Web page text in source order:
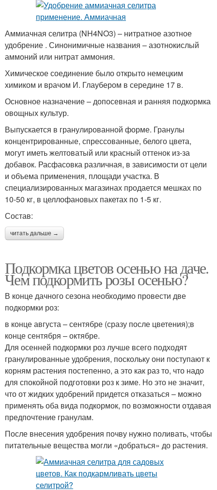
Аммиачная селитра (NH4NO3) – нитратное азотное
удобрение . Синонимичные названия – азотнокислый
аммоний или нитрат аммония.
Химическое соединение было открыто немецким
химиком и врачом И. Глаубером в середине 17 в.
Основное назначение – допосевная и ранняя подкормка
овощных культур.
Выпускается в гранулированной форме. Гранулы
концентрированные, спрессованные, белого цвета,
могут иметь желтоватый или красный оттенок из-за
добавок. Расфасовка различная, в зависимости от цели
и объема применения, площади участка. В
специализированных магазинах продается мешках по
10-50 кг, в целлофановых пакетах по 1-5 кг.
Состав:
читать дальше →
Подкормка цветов осенью на даче.
Чем подкормить розы осенью?
В конце дачного сезона необходимо провести две
подкормки роз:
в конце августа – сентябре (сразу после цветения);в
конце сентября – октябре.
Для осенней подкормки роз лучше всего подходят
гранулированные удобрения, поскольку они поступают к
корням растения постепенно, а это как раз то, что надо
для спокойной подготовки роз к зиме. Но это не значит,
что от жидких удобрений придется отказаться – можно
применять оба вида подкормок, по возможности отдавая
предпочтение гранулам.
После внесения удобрения почву нужно поливать, чтобы
питательные вещества могли «добраться» до растения.